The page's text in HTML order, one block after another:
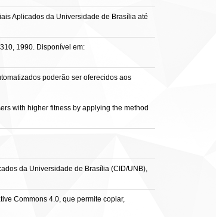
Aplicados da Universidade de Brasília até
1990. Disponível em:
poderão ser oferecidos aos
with higher fitness by applying the method
da Universidade de Brasília (CID/UNB),
Commons 4.0, que permite copiar,